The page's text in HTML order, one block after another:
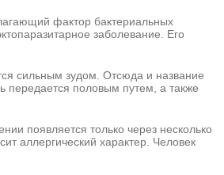
фактор бактериальных
заболевание. Его
сильным зудом. Отсюда и название
передается половым путем, а также
появляется только через несколько
аллергический характер. Человек